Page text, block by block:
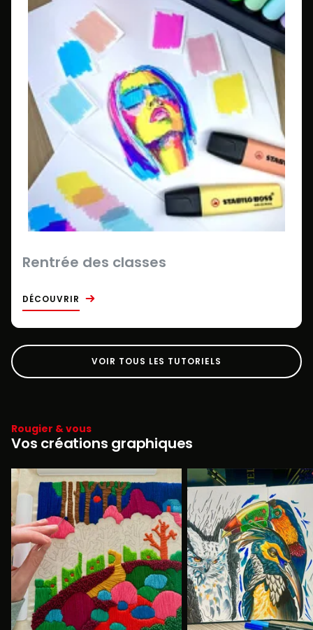
Rentrée des classes
DÉCOUVRIR
VOIR TOUS LES TUTORIELS
Rougier & vous
Vos créations graphiques